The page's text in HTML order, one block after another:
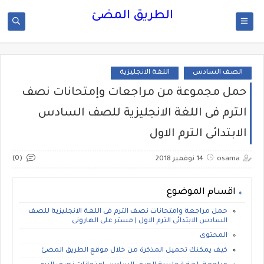
الطريق المضئ
الصف السادس اللغة الانجليزية
حمل مجموعة من مراجعات وإمتحانات نصف
الترم فى اللغة الانجليزية للصف السادس
الابتدائى الترم الاول
osama 14 نوفمبر 2018 (0)
اقسام الموضوع
حمل مراجعة وامتحانات نصف الترم فى اللغة الانجليزية للصف
السادس الابتدائى الترم الاول | مستر على الهارونى
المحتوى
كيف يمكنك تحميل المذكرة من خلال موقع الطريق المضئ